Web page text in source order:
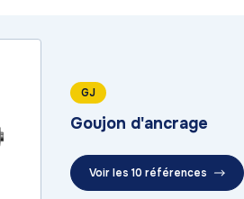
GJ
Goujon d'ancrage
Voir les 10 références